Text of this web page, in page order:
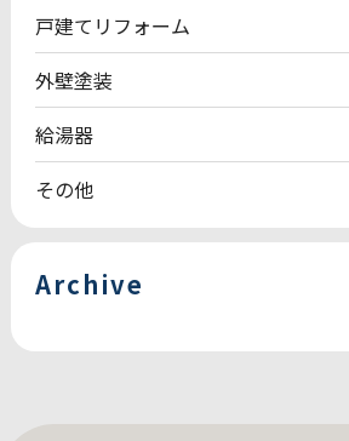
戸建てリフォーム
外壁塗装
給湯器
その他
Archive